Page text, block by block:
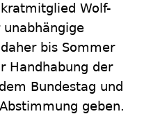
Wolf-
bis Sommer
Handhabung der
Bundestag und
geben.